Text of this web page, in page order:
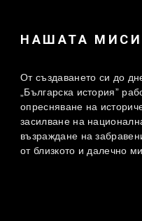
НАШАТА
От създаването си до
„Българска история”
опресняване на
засилване на
възраждане на
от близкото и далечно